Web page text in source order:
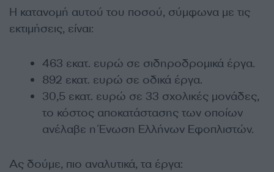
Η κατανομή αυτού του ποσού, σύμφωνα με τις
εκτιμήσεις, είναι:
463 εκατ. ευρώ σε σιδηροδρομικά έργα.
892 εκατ. ευρώ σε οδικά έργα.
30,5 εκατ. ευρώ σε 33 σχολικές μονάδες,
το κόστος αποκατάστασης των οποίων
ανέλαβε η Ένωση Ελλήνων Εφοπλιστών.
Ας δούμε, πιο αναλυτικά, τα έργα: